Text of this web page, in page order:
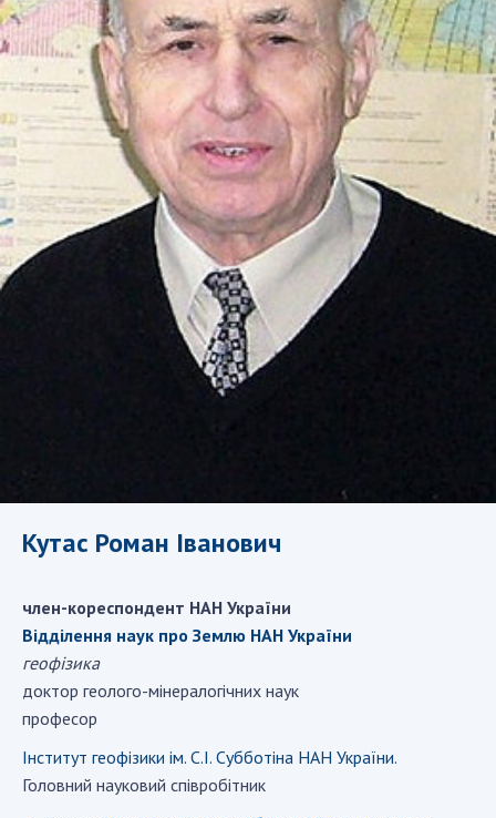
СТРУКТУРА
Президія НАН України
Апарат Президії
Секція фізико-технічних і математичних
наук
Секція хімічних і біологічних наук
Секція суспільних і гуманітарних наук
Установи при Президії
Ради, комітети та комісії
Наукові центри МОН та НАН України
Громадські організації
Сесії Загальних зборів НАН України
Річні звіти НАН України
Річні фінансові звіти НАН України
Наукові публікації та видавнича діяльність
трансфер технологій в наукових установах
Наукові об'єкти, що становлять національне
Кутас Роман Іванович
член-кореспондент НАН України
Відділення наук про Землю НАН України
геофізика
доктор геолого-мінералогічних наук
професор
Інститут геофізики ім. С.І. Субботіна НАН України.
Головний науковий співробітник